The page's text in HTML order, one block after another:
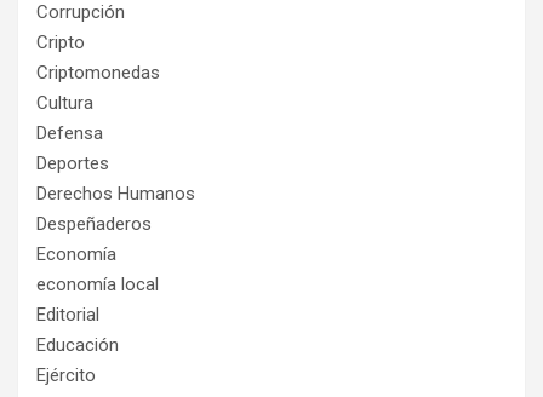
Corrupción
Cripto
Criptomonedas
Cultura
Defensa
Deportes
Derechos Humanos
Despeñaderos
Economía
economía local
Editorial
Educación
Ejército